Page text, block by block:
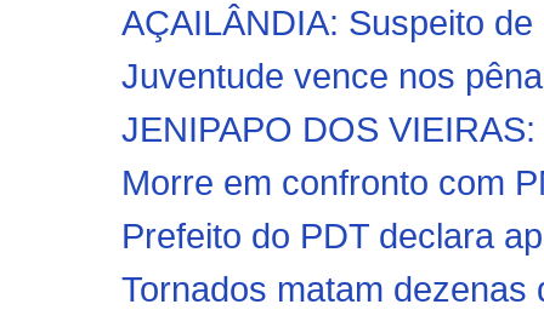
AÇAILÂNDIA: Suspeito
Juventude vence nos
JENIPAPO DOS
Morre em confronto com
Prefeito do PDT declara
Tornados matam